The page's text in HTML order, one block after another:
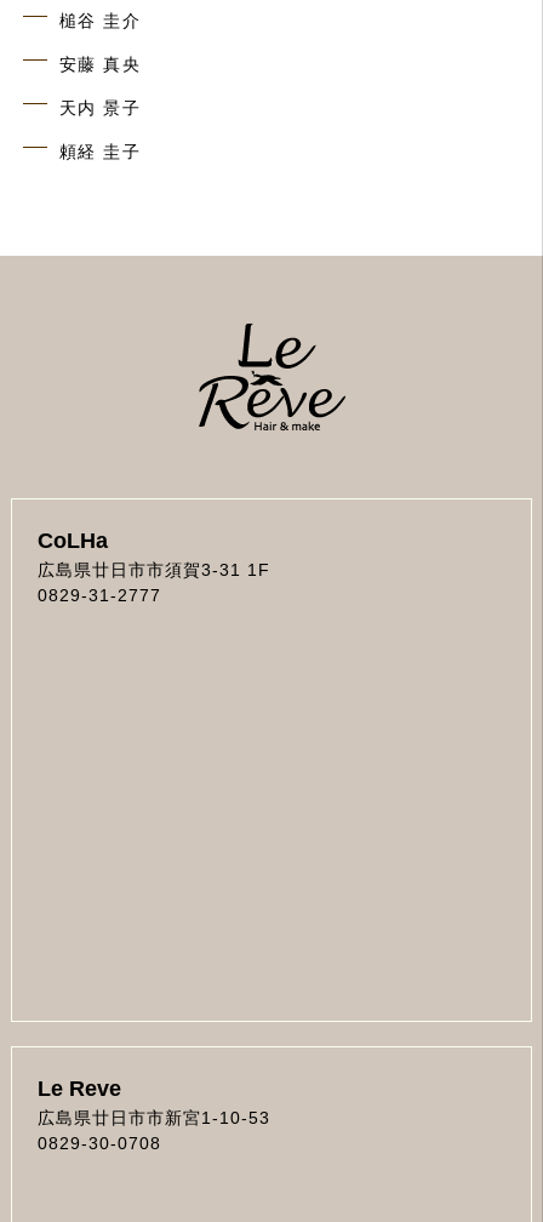
槌谷 圭介
安藤 真央
天内 景子
頼経 圭子
CoLHa
広島県廿日市市須賀3-31 1F
0829-31-2777
Le Reve
広島県廿日市市新宮1-10-53
0829-30-0708